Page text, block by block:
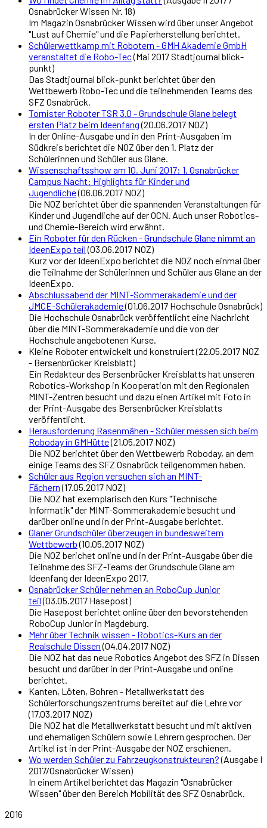
Osnabrücker Wissen Nr. 18)
Im Magazin Osnabrücker Wissen wird über unser Angebot
"Lust auf Chemie" und die Papierherstellung berichtet.
Schülerwettkamp mit Robotern - GMH Akademie GmbH
veranstaltet die Robo-Tec(Mai 2017 Stadtjournal blick-
punkt)
Das Stadtjournal blick-punkt berichtet über den
Wettbewerb Robo-Tec und die teilnehmenden Teams des
SFZ Osnabrück.
Tornister Roboter TSR 3.0 - Grundschule Glane belegt
ersten Platz beim Ideenfang(20.06.2017 NOZ)
In der Online-Ausgabe und in den Print-Ausgaben im
Südkreis berichtet die NOZ über den 1. Platz der
Schülerinnen und Schüler aus Glane.
Wissenschaftsshow am 10. Juni 2017: 1. Osnabrücker
Campus Nacht: Highlights für Kinder und
Jugendliche(06.06.2017 NOZ)
Die NOZ berichtet über die spannenden Veranstaltungen für
Kinder und Jugendliche auf der OCN. Auch unser Robotics-
und Chemie-Bereich wird erwähnt.
Ein Roboter für den Rücken - Grundschule Glane nimmt an
IdeenExpo teil(03.06.2017 NOZ)
Kurz vor der IdeenExpo berichtet die NOZ noch einmal über
die Teilnahme der Schülerinnen und Schüler aus Glane an der
IdeenExpo.
Abschlussabend der MINT-Sommerakademie und der
JMCE-Schülerakademie(01.06.2017 Hochschule Osnabrück)
Die Hochschule Osnabrück veröffentlicht eine Nachricht
über die MINT-Sommerakademie und die von der
Hochschule angebotenen Kurse.
Kleine Roboter entwickelt und konstruiert (22.05.2017 NOZ
- Bersenbrücker Kreisblatt)
Ein Redakteur des Bersenbrücker Kreisblatts hat unseren
Robotics-Workshop in Kooperation mit den Regionalen
MINT-Zentren besucht und dazu einen Artikel mit Foto in
der Print-Ausgabe des Bersenbrücker Kreisblatts
veröffentlicht.
Herausforderung Rasenmähen - Schüler messen sich beim
Roboday in GMHütte(21.05.2017 NOZ)
Die NOZ berichtet über den Wettbewerb Roboday, an dem
einige Teams des SFZ Osnabrück teilgenommen haben.
Schüler aus Region versuchen sich an MINT-
Fächern(17.05.2017 NOZ)
Die NOZ hat exemplarisch den Kurs "Technische
Informatik" der MINT-Sommerakademie besucht und
darüber online und in der Print-Ausgabe berichtet.
Glaner Grundschüler überzeugen in bundesweitem
Wettbewerb(10.05.2017 NOZ)
Die NOZ berichet online und in der Print-Ausgabe über die
Teilnahme des SFZ-Teams der Grundschule Glane am
Ideenfang der IdeenExpo 2017.
Osnabrücker Schüler nehmen an RoboCup Junior
teil(03.05.2017 Hasepost)
Die Hasepost berichtet online über den bevorstehenden
RoboCup Junior in Magdeburg.
Mehr über Technik wissen - Robotics-Kurs an der
Realschule Dissen(04.04.2017 NOZ)
Die NOZ hat das neue Robotics Angebot des SFZ in Dissen
besucht und darüber in der Print-Ausgabe und online
berichtet.
Kanten, Löten, Bohren - Metallwerkstatt des
Schülerforschungszentrums bereitet auf die Lehre vor
(17.03.2017 NOZ)
Die NOZ hat die Metallwerkstatt besucht und mit aktiven
und ehemaligen Schülern sowie Lehrern gesprochen. Der
Artikel ist in der Print-Ausgabe der NOZ erschienen.
Wo werden Schüler zu Fahrzeugkonstrukteuren?(Ausgabe I
2017/Osnabrücker Wissen)
In einem Artikel berichtet das Magazin "Osnabrücker
Wissen" über den Bereich Mobilität des SFZ Osnabrück.
2016